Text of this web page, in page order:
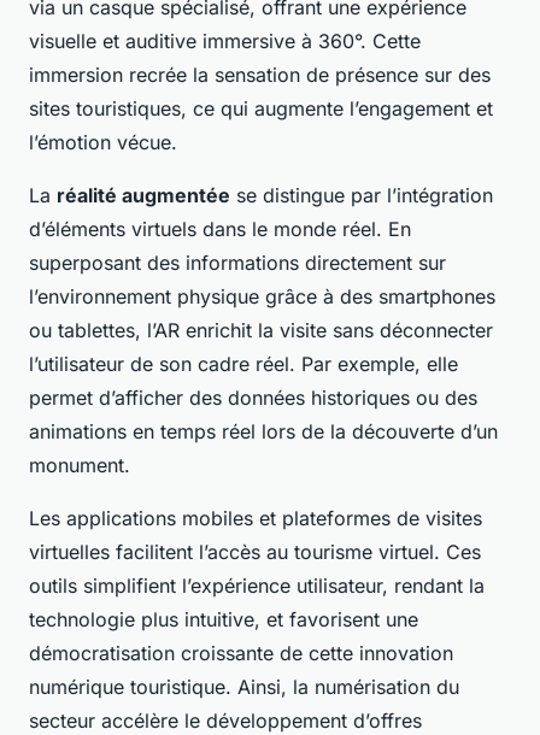
via un casque spécialisé, offrant une expérience
visuelle et auditive immersive à 360°. Cette
immersion recrée la sensation de présence sur des
sites touristiques, ce qui augmente l’engagement et
l’émotion vécue.
La réalité augmentée se distingue par l’intégration
d’éléments virtuels dans le monde réel. En
superposant des informations directement sur
l’environnement physique grâce à des smartphones
ou tablettes, l’AR enrichit la visite sans déconnecter
l’utilisateur de son cadre réel. Par exemple, elle
permet d’afficher des données historiques ou des
animations en temps réel lors de la découverte d’un
monument.
Les applications mobiles et plateformes de visites
virtuelles facilitent l’accès au tourisme virtuel. Ces
outils simplifient l’expérience utilisateur, rendant la
technologie plus intuitive, et favorisent une
démocratisation croissante de cette innovation
numérique touristique. Ainsi, la numérisation du
secteur accélère le développement d’offres